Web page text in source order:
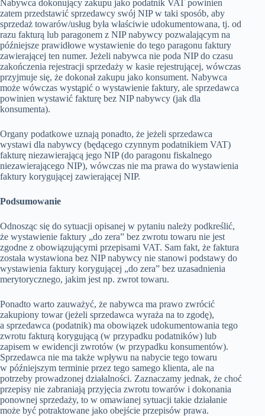
Nabywca dokonujący zakupu jako podatnik VAT powinien
zatem przedstawić sprzedawcy swój NIP w taki sposób, aby
sprzedaż towarów/usług była właściwie udokumentowana, tj. od
razu fakturą lub paragonem z NIP nabywcy pozwalającym na
późniejsze prawidłowe wystawienie do tego paragonu faktury
zawierającej ten numer. Jeżeli nabywca nie poda NIP do czasu
zakończenia rejestracji sprzedaży w kasie rejestrującej, wówczas
przyjmuje się, że dokonał zakupu jako konsument. Nabywca
może wówczas wystąpić o wystawienie faktury, ale sprzedawca
powinien wystawić fakturę bez NIP nabywcy (jak dla
konsumenta).
Organy podatkowe uznają ponadto, że jeżeli sprzedawca
wystawi dla nabywcy (będącego czynnym podatnikiem VAT)
fakturę niezawierającą jego NIP (do paragonu fiskalnego
niezawierającego NIP), wówczas nie ma prawa do wystawienia
faktury korygującej zawierającej NIP.
Podsumowanie
Odnosząc się do sytuacji opisanej w pytaniu należy podkreślić,
że wystawienie faktury „do zera” bez zwrotu towaru nie jest
zgodne z obowiązującymi przepisami VAT. Sam fakt, że faktura
została wystawiona bez NIP nabywcy nie stanowi podstawy do
wystawienia faktury korygującej „do zera” bez uzasadnienia
merytorycznego, jakim jest np. zwrot towaru.
Ponadto warto zauważyć, że nabywca ma prawo zwrócić
zakupiony towar (jeżeli sprzedawca wyraża na to zgodę),
a sprzedawca (podatnik) ma obowiązek udokumentowania tego
zwrotu fakturą korygującą (w przypadku podatników) lub
zapisem w ewidencji zwrotów (w przypadku konsumentów).
Sprzedawca nie ma także wpływu na nabycie tego towaru
w późniejszym terminie przez tego samego klienta, ale na
potrzeby prowadzonej działalności. Zaznaczamy jednak, że choć
przepisy nie zabraniają przyjęcia zwrotu towarów i dokonania
ponownej sprzedaży, to w omawianej sytuacji takie działanie
może być potraktowane jako obejście przepisów prawa.